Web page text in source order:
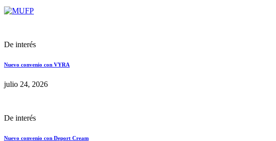
De interés
Nuevo convenio con VYRA
julio 24, 2026
De interés
Nuevo convenio con Deport Cream